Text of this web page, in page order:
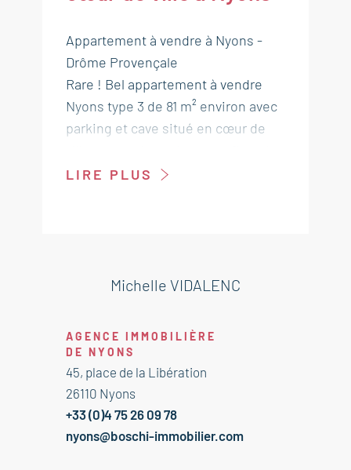
Appartement à vendre à Nyons -
Drôme Provençale
Rare ! Bel appartement à vendre
Nyons type 3 de 81 m² environ avec
parking et cave situé en cœur de
sa belle loggia plein sud donnant
Hall dégagement avec placard 18,5
m²
Séjour 22 m² accès loggia sud
Cuisine 12 m²
Chambre 9,5 m²
Chambre avec penderie 10 m²
LIRE PLUS
Michelle VIDALENC
AGENCE IMMOBILIÈRE
DE NYONS
45, place de la Libération
26110 Nyons
+33 (0)4 75 26 09 78
nyons@boschi-immobilier.com